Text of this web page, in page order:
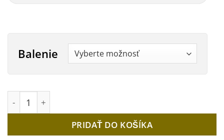
Balenie
množstvo BPS 7410 Čistič fasád a betónovej dlažby
PRIDAŤ DO KOŠÍKA